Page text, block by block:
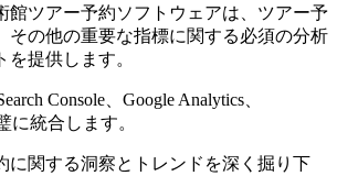
館ツアー予約ソフトウェアは、ツアー予
その他の重要な指標に関する必須の分析
を提供します。
Console、Google Analytics、
に統合します。
に関する洞察とトレンドを深く掘り下